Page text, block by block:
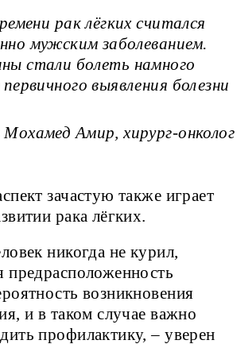
рак лёгких считался
мужским заболеванием.
стали болеть намного
выявления болезни
Амир, хирург-онколог
зачастую также играет
рака лёгких.
никогда не курил,
предрасположенность
возникновения
и в таком случае важно
профилактику, – уверен